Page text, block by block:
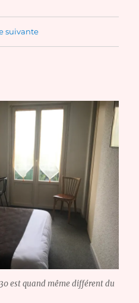
suivante
est quand même différent du